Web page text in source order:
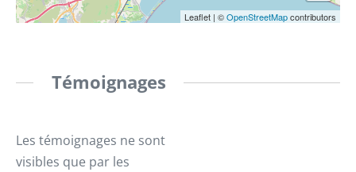
Leaflet | ©OpenStreetMapcontributors
Témoignages
Les témoignages ne sont
visibles que par les